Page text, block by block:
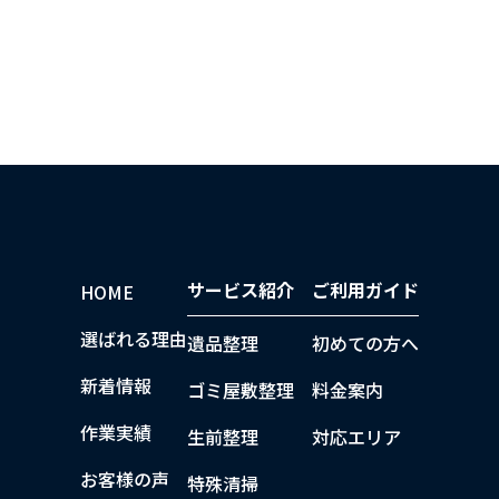
HOME
選ばれる理由
新着情報
作業実績
お客様の声
サービス紹介
遺品整理
ゴミ屋敷整理
生前整理
特殊清掃
ご利用ガイド
初めての方へ
料金案内
対応エリア